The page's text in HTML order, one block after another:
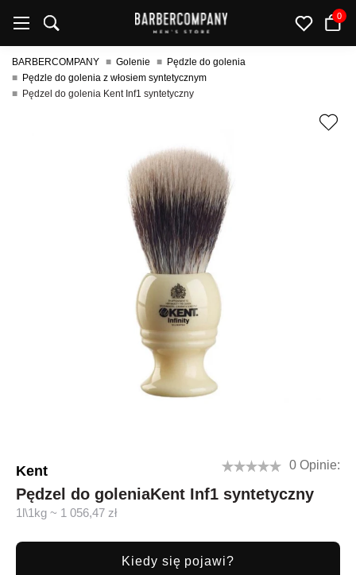
0
BARBERCOMPANY Golenie
Pędzle do golenia
Pędzle do golenia z włosiem syntetycznym
Pędzel do golenia Kent Inf1 syntetyczny
Kent 0 Opinie:
Pędzel do goleniaKent Inf1 syntetyczny
1l\1kg ~ 1 056,47 zł
Kiedy się pojawi?